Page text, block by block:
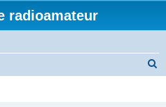
radioamateur